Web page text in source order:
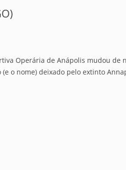
Operária de Anápolis mudou de
o nome) deixado pelo extinto